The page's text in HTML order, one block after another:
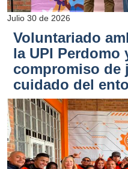
Julio 30 de 2026
Voluntariado
la UPI Perdomo
compromiso de
cuidado del